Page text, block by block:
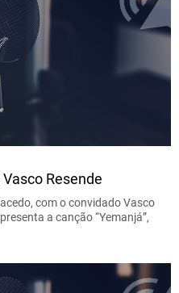
Resende
com o convidado Vasco
a canção “Yemanjá”,